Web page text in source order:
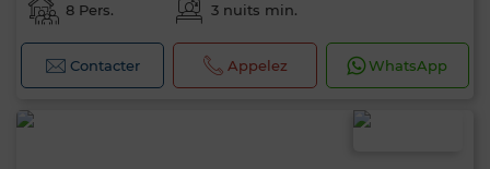
8 Pers. 3 nuits min.
Contacter Appelez WhatsApp